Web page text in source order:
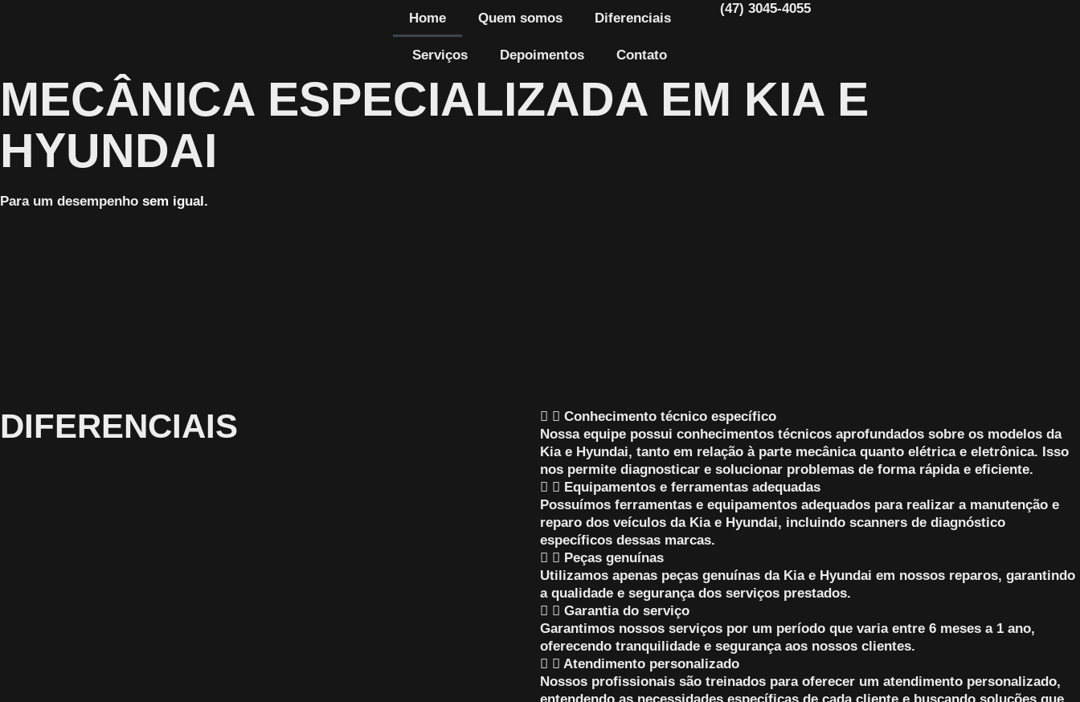
Home Quem somos Diferenciais
Serviços Depoimentos Contato
(47) 3045-4055
MECÂNICA ESPECIALIZADA EM KIA E
HYUNDAI
Para um desempenho sem igual.
DIFERENCIAIS
Conhecimento técnico específico
Nossa equipe possui conhecimentos técnicos aprofundados sobre os modelos da
Kia e Hyundai, tanto em relação à parte mecânica quanto elétrica e eletrônica. Isso
nos permite diagnosticar e solucionar problemas de forma rápida e eficiente.
Equipamentos e ferramentas adequadas
Possuímos ferramentas e equipamentos adequados para realizar a manutenção e
reparo dos veículos da Kia e Hyundai, incluindo scanners de diagnóstico
específicos dessas marcas.
Peças genuínas
Utilizamos apenas peças genuínas da Kia e Hyundai em nossos reparos, garantindo
a qualidade e segurança dos serviços prestados.
Garantia do serviço
Garantimos nossos serviços por um período que varia entre 6 meses a 1 ano,
oferecendo tranquilidade e segurança aos nossos clientes.
Atendimento personalizado
Nossos profissionais são treinados para oferecer um atendimento personalizado,